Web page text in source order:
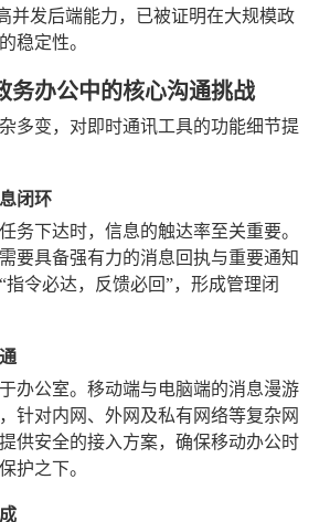
并发后端能力，已被证明在大规模政
稳定性。
务办公中的核心沟通挑战
多变，对即时通讯工具的功能细节提
闭环
务下达时，信息的触达率至关重要。
要具备强有力的消息回执与重要通知
令必达，反馈必回”，形成管理闭
办公室。移动端与电脑端的消息漫游
针对内网、外网及私有网络等复杂网
供安全的接入方案，确保移动办公时
护之下。